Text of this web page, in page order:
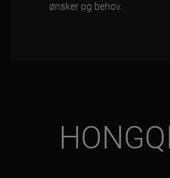
ønsker og behov.